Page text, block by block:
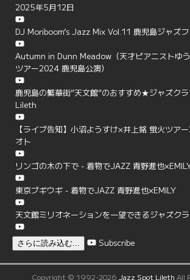
2025年5月12日
DJ Moriboom’s Jazz Mix Vol.11 鹿児島ジャズ
Autumn in Dunn Meadow（天才ピアニストゆ
ツアー2024 鹿児島公演）
鹿児島の繁華街”天文館”のおすすめ★ジャズク
Lileth
【ライブ告知】小沼ようすけ×井上銘 蛍火ツア
オト
リンゴの木の下で - 着物でJAZZ 青野進也
東京ブギウギ - 着物でJAZZ 青野進也×EMILY
天文館ミリオネーションを一望できるジャズク
さらに読み込む... Subscribe
Copyright © 1992-2026 Jazz Spot Lileth All